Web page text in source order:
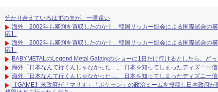
分かり合えているはずの夫が、一番遠い
海外「2002年も審判を買収したのか！」韓国サッカー協会による国際試合の
応】
海外「2002年も審判を買収したのか！」韓国サッカー協会による国際試合の
応】
BABYMETALのLegend Metal Galaxyのショーに1日だけ行けるとしたら、ど
海外「日本なんて行くんじゃなかった…」 日本を知ってしまったディズニー
海外「日本なんて行くんじゃなかった…」 日本を知ってしまったディズニー
【GAME】米政府が「マリオ」「ポケモン」の政治ミームを投稿し日本政府